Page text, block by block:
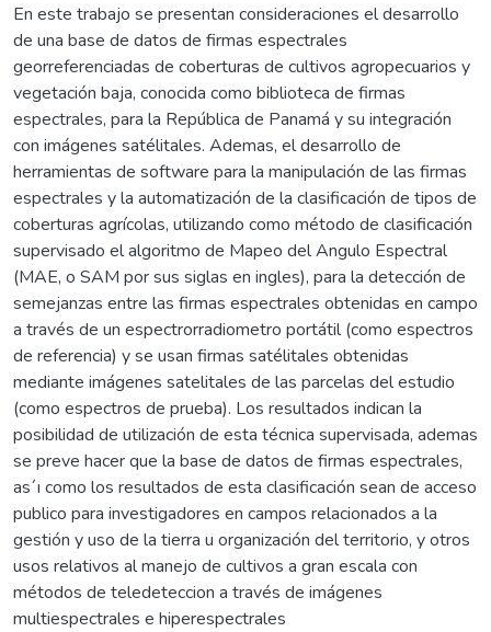
En este trabajo se presentan consideraciones el desarrollo
de una base de datos de firmas espectrales
georreferenciadas de coberturas de cultivos agropecuarios y
vegetación baja, conocida como biblioteca de firmas
espectrales, para la República de Panamá y su integración
con imágenes satélitales. Ademas, el desarrollo de
herramientas de software para la manipulación de las firmas
espectrales y la automatización de la clasificación de tipos de
coberturas agrícolas, utilizando como método de clasificación
supervisado el algoritmo de Mapeo del Angulo Espectral
(MAE, o SAM por sus siglas en ingles), para la detección de
semejanzas entre las firmas espectrales obtenidas en campo
a través de un espectrorradiometro portátil (como espectros
de referencia) y se usan firmas satélitales obtenidas
mediante imágenes satelitales de las parcelas del estudio
(como espectros de prueba). Los resultados indican la
posibilidad de utilización de esta técnica supervisada, ademas
se preve hacer que la base de datos de firmas espectrales,
as´ı como los resultados de esta clasificación sean de acceso
publico para investigadores en campos relacionados a la
gestión y uso de la tierra u organización del territorio, y otros
usos relativos al manejo de cultivos a gran escala con
métodos de teledeteccion a través de imágenes
multiespectrales e hiperespectrales